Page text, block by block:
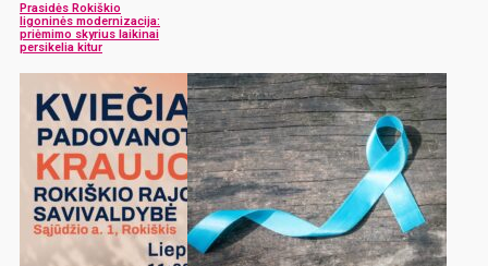
Prasidės Rokiškio
ligoninės modernizacija:
priėmimo skyrius laikinai
persikelia kitur